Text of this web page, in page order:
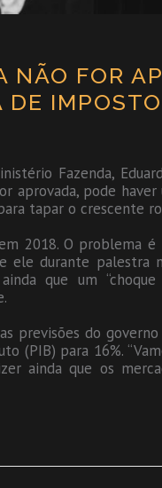
NÃO FOR
DE
Fazenda,
aprovada, pode
tapar o crescente
2018. O
ele durante
ainda que um
previsões do
(PIB) para 16%.
ainda que os